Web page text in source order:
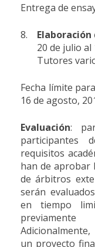
Entrega de
8.
20 de julio al
Tutores
Fecha límite
16 de agosto,
Evaluación:
participantes
requisitos
han de aprobar
de árbitros
serán
en tiempo
un proyecto